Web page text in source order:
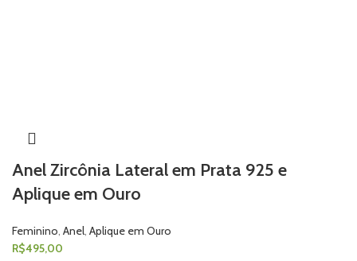
Anel Zircônia Lateral em Prata 925 e
Aplique em Ouro
Feminino, Anel, Aplique em Ouro
R$495,00